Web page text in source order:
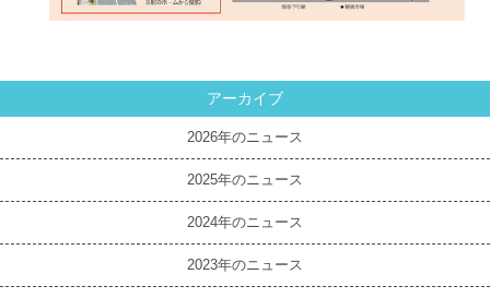
アーカイブ
2026
2025
2024
2023